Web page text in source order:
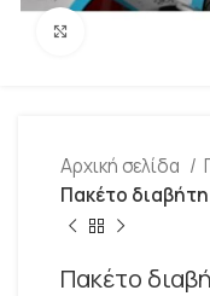
Αρχική σελίδα
Πακέτο διαβήτη
Πακέτο